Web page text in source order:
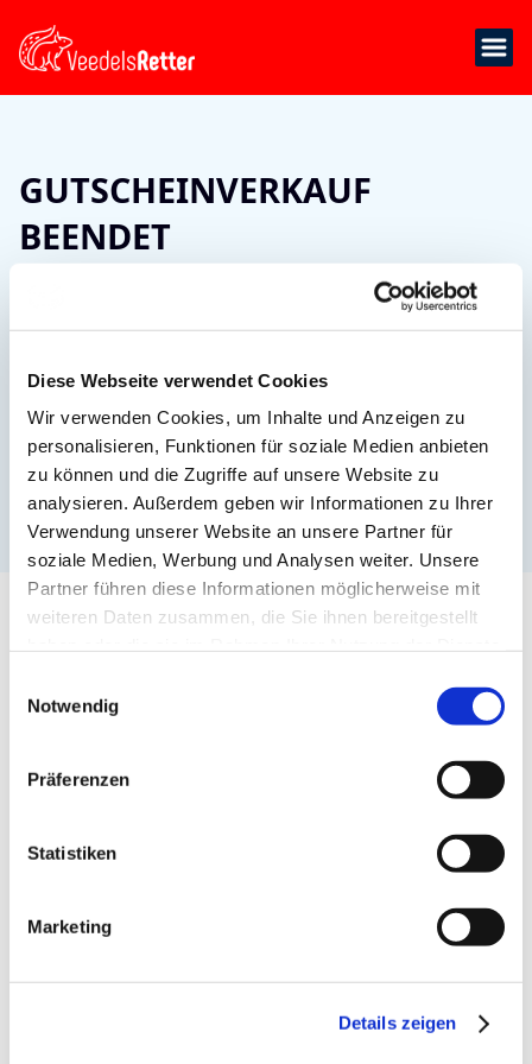
Diese Webseite verwendet Cookies
Wir verwenden Cookies, um Inhalte und Anzeigen zu
personalisieren, Funktionen für soziale Medien anbieten
zu können und die Zugriffe auf unsere Website zu
analysieren. Außerdem geben wir Informationen zu Ihrer
Verwendung unserer Website an unsere Partner für
soziale Medien, Werbung und Analysen weiter. Unsere
Partner führen diese Informationen möglicherweise mit
weiteren Daten zusammen, die Sie ihnen bereitgestellt
Notwendig
Präferenzen
Statistiken
Marketing
Details zeigen
GUTSCHEINVERKAUF
BEENDET
der Verkauf von Gutscheinen über die Veedelsretter-
selbstverständlich weiterhin eingelöst werden.
Bitte beachtet hierbei unbedingt die Gültigkeitsdauer
von 3 Jahren ab Kaufdatum.
GESCHÄFTE